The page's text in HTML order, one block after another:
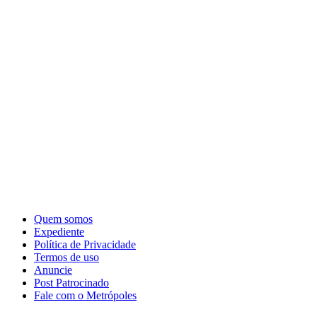
Quem somos
Expediente
Política de Privacidade
Termos de uso
Anuncie
Post Patrocinado
Fale com o Metrópoles